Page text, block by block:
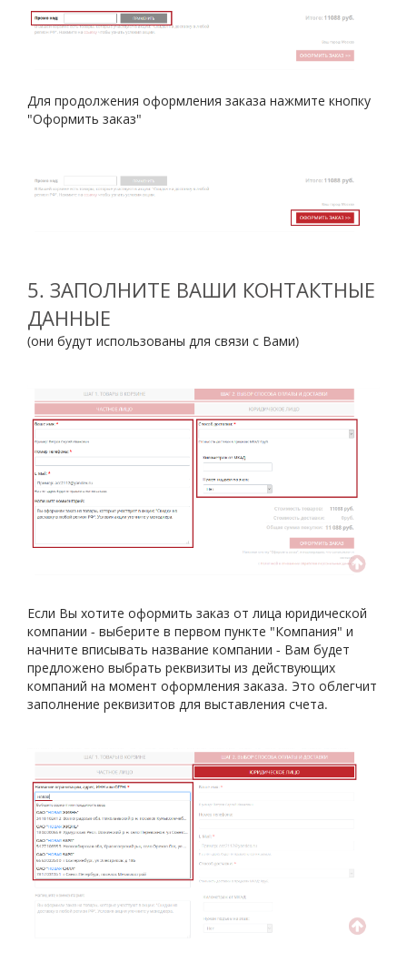
Для продолжения оформления заказа нажмите кнопку
"Оформить заказ"
5. ЗАПОЛНИТЕ ВАШИ КОНТАКТНЫЕ
ДАННЫЕ
(они будут использованы для связи с Вами)
Если Вы хотите оформить заказ от лица юридической
компании - выберите в первом пункте "Компания" и
начните вписывать название компании - Вам будет
предложено выбрать реквизиты из действующих
компаний на момент оформления заказа. Это облегчит
заполнение реквизитов для выставления счета.